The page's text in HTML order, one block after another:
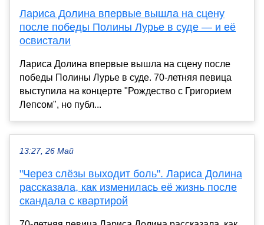
Лариса Долина впервые вышла на сцену
после победы Полины Лурье в суде — и её
освистали
Лариса Долина впервые вышла на сцену после
победы Полины Лурье в суде. 70-летняя певица
выступила на концерте "Рождество с Григорием
Лепсом", но публ...
13:27, 26 Май
"Через слёзы выходит боль". Лариса Долина
рассказала, как изменилась её жизнь после
скандала с квартирой